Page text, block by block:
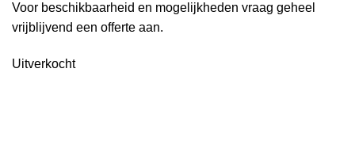
Voor beschikbaarheid en mogelijkheden vraag geheel
vrijblijvend een offerte aan.
Uitverkocht